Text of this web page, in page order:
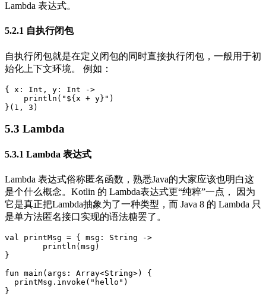
Lambda 表达式。
5.2.1 自执行闭包
自执行闭包就是在定义闭包的同时直接执行闭包，一般用于初
始化上下文环境。 例如：
{ x : Int , y : Int
->
println ( "${x + y}" )
}( 1 , 3 )
5.3 Lambda
5.3.1 Lambda 表达式
Lambda 表达式俗称匿名函数，熟悉Java的大家应该也明白这
是个什么概念。Kotlin 的 Lambda表达式更“纯粹”一点， 因为
它是真正把Lambda抽象为了一种类型，而 Java 8 的 Lambda 只
是单方法匿名接口实现的语法糖罢了。
val printMsg = { msg : String
->
println ( msg )
}
fun main ( args : Array<String>)
{
printMsg . invoke ( "hello" )
}